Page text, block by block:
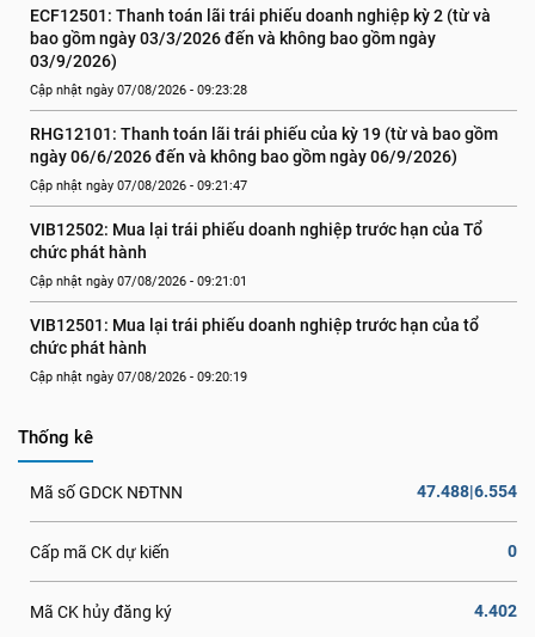
ECF12501: Thanh toán lãi trái phiếu doanh nghiệp kỳ 2 (từ và
bao gồm ngày 03/3/2026 đến và không bao gồm ngày
03/9/2026)
Cập nhật ngày 07/08/2026 - 09:23:28
RHG12101: Thanh toán lãi trái phiếu của kỳ 19 (từ và bao gồm
ngày 06/6/2026 đến và không bao gồm ngày 06/9/2026)
Cập nhật ngày 07/08/2026 - 09:21:47
VIB12502: Mua lại trái phiếu doanh nghiệp trước hạn của Tổ
chức phát hành
Cập nhật ngày 07/08/2026 - 09:21:01
VIB12501: Mua lại trái phiếu doanh nghiệp trước hạn của tổ
chức phát hành
Cập nhật ngày 07/08/2026 - 09:20:19
Thống kê
Mã số GDCK NĐTNN 47.488|6.554
Cấp mã CK dự kiến 0
Mã CK hủy đăng ký 4.402